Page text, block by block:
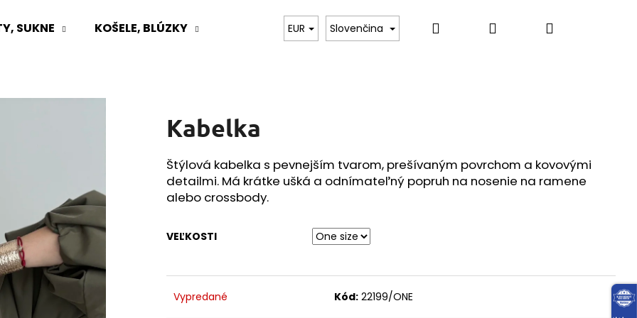
SUKNE KOŠELE, BLÚZKY TOPY, BODY, TRIČKA SVETRE, PULÓVRE, ROLÁKY
EUR Slovenčina Hľadať PrihlásenieNákupný
Kabelka
Štýlová kabelka s pevnejším tvarom, prešívaným povrchom a kovovými
detailmi. Má krátke ušká a odnímateľný popruh na nosenie na ramene
alebo crossbody.
VEĽKOSTI
Vypredané Kód: 22199/ONE
HĽADAŤ
Odporúčame